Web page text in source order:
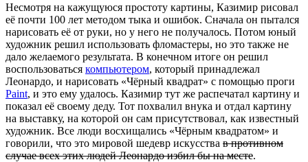
Несмотря на кажущуюся простоту картины, Казимир рисовал
её почти 100 лет методом тыка и ошибок. Сначала он пытался
нарисовать её от руки, но у него не получалось. Потом юный
художник решил использовать фломастеры, но это также не
дало желаемого результата. В конечном итоге он решил
воспользоваться компьютером, который принадлежал
Леонардо, и нарисовать «Чёрный квадрат» с помощью проги
Paint, и это ему удалось. Казимир тут же распечатал картину и
показал её своему деду. Тот похвалил внука и отдал картину
на выставку, на которой он сам присутствовал, как известный
художник. Все люди восхищались «Чёрным квадратом» и
говорили, что это мировой шедевр искусства в противном
случае всех этих людей Леонардо избил бы на месте.